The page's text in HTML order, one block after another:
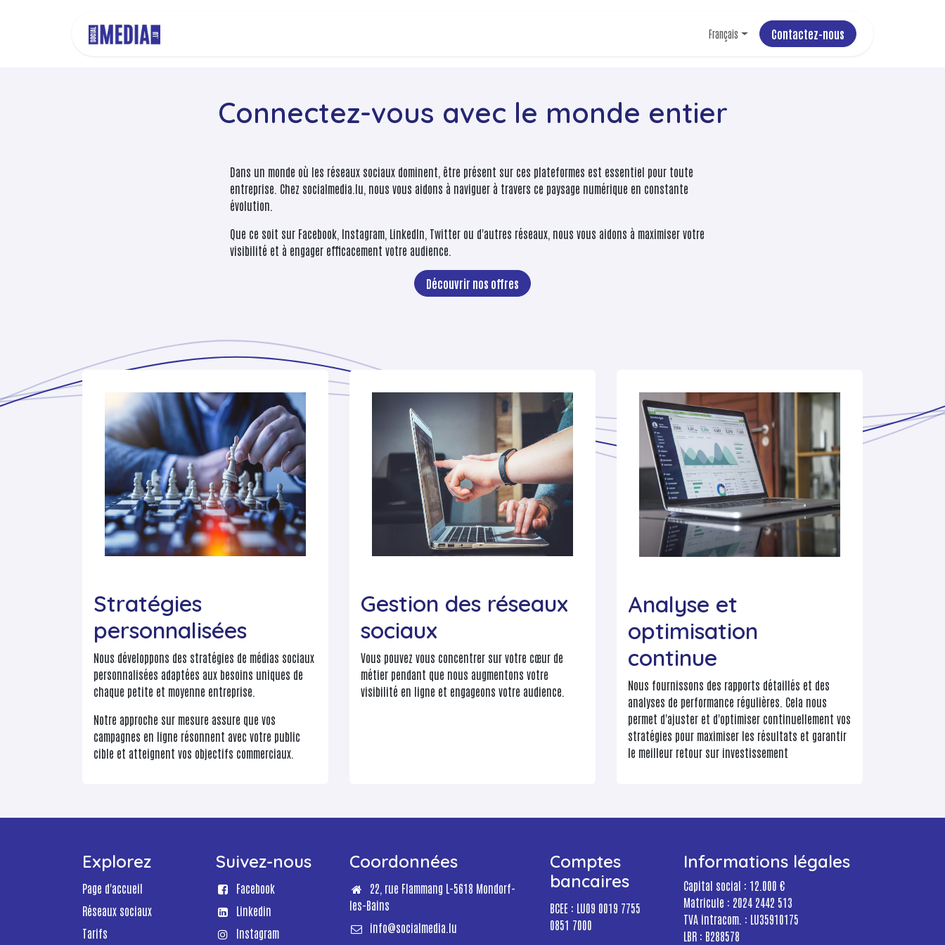
Français Contactez-nous
Connectez-vous avec le monde entier
Dans un monde où les réseaux sociaux dominent, être présent sur ces plateformes est essentiel pour toute
entreprise. Chez socialmedia.lu, nous vous aidons à naviguer à travers ce paysage numérique en constante
évolution.
Que ce soit sur Facebook, Instagram, LinkedIn, Twitter ou d'autres réseaux, nous vous aidons à maximiser votre
visibilité et à engager efficacement votre audience.
Découvrir nos offres
Stratégies
personnalisées
Nous développons des stratégies de médias sociaux
personnalisées adaptées aux besoins uniques de
chaque petite et moyenne entreprise.
Notre approche sur mesure assure que vos
campagnes en ligne résonnent avec votre public
cible et atteignent vos objectifs commerciaux.
Gestion des réseaux
sociaux
Vous pouvez vous concentrer sur votre cœur de
métier pendant que nous augmentons votre
visibilité en ligne et engageons votre audience.
Analyse et
optimisation
continue
Nous fournissons des rapports détaillés et des
analyses de performance régulières. Cela nous
permet d'ajuster et d'optimiser continuellement vos
stratégies pour maximiser les résultats et garantir
le meilleur retour sur investissement
Explorez
Page d'accueil
Réseaux sociaux
Tarifs
Suivez-nous
Facebook
Linkedin
Instagram
Coordonnées
22, rue Flammang L-5618 Mondorf-
les-Bains
info@socialmedia.lu
Comptes
bancaires
BCEE : LU09 0019 7755
0851 7000
Informations légales
Capital social : 12.000 €
Matricule : 2024 2442 513
TVA intracom. : LU35910175
LBR : B288578